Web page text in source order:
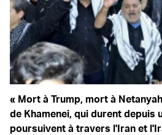
« Mort à Trump, mort à
de Khamenei, qui durent depuis
poursuivent à travers l'Iran et